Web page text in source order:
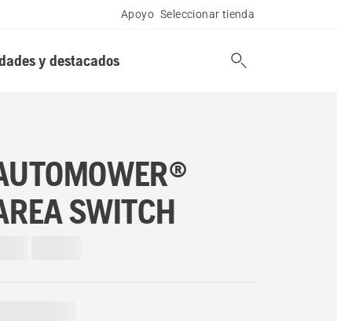
Apoyo Seleccionar tienda
y destacados
SWITCH